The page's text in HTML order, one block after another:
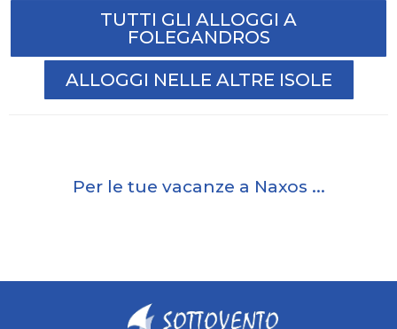
TUTTI GLI ALLOGGI A
FOLEGANDROS
ALLOGGI NELLE ALTRE ISOLE
Per le tue vacanze a Naxos ...